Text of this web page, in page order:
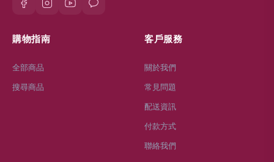
購物指南
全部商品
搜尋商品
客戶服務
關於我們
常見問題
配送資訊
付款方式
聯絡我們